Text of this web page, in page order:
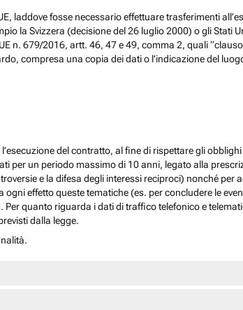
laddove fosse necessario effettuare trasferimenti
la Svizzera (decisione del 26 luglio 2000) o gli Stati
n. 679/2016, artt. 46, 47 e 49, comma 2, quali
compresa una copia dei dati o l’indicazione del
del contratto, al fine di rispettare gli
per un periodo massimo di 10 anni, legato alla
e la difesa degli interessi reciproci) nonché per
effetto queste tematiche (es. per concludere le
quanto riguarda i dati di traffico telefonico e
dalla legge.